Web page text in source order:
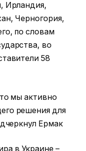
Ирландия,
Черногория,
по словам
во
58
мы активно
решения для
Ермак
в Украине –